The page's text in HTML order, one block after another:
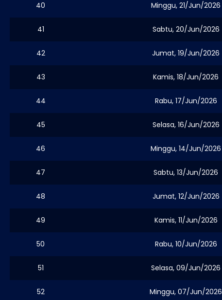
40 Minggu, 21/Jun/2026
41 Sabtu, 20/Jun/2026
42 Jumat, 19/Jun/2026
43 Kamis, 18/Jun/2026
44 Rabu, 17/Jun/2026
45 Selasa, 16/Jun/2026
46 Minggu, 14/Jun/2026
47 Sabtu, 13/Jun/2026
48 Jumat, 12/Jun/2026
49 Kamis, 11/Jun/2026
50 Rabu, 10/Jun/2026
51 Selasa, 09/Jun/2026
52 Minggu, 07/Jun/2026